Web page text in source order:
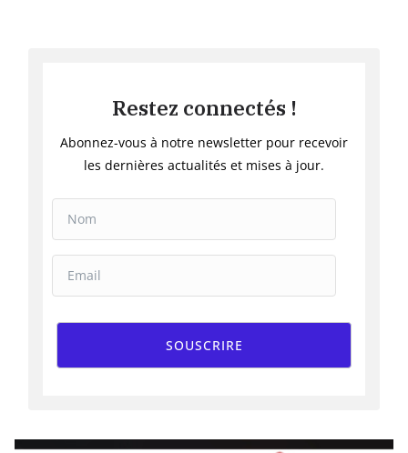
Restez connectés !
Abonnez-vous à notre newsletter pour recevoir
les dernières actualités et mises à jour.
SOUSCRIRE